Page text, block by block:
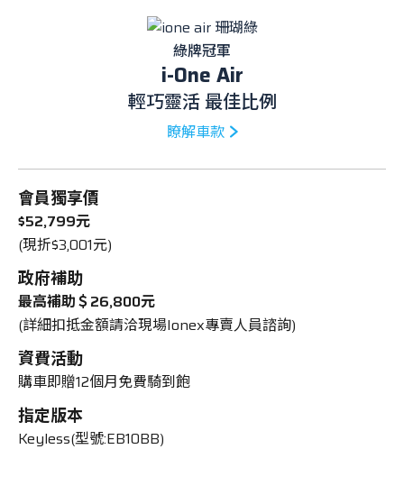
綠牌冠軍
i-One Air
輕巧靈活 最佳比例
瞭解車款
會員獨享價
$52,799元
(現折$3,001元)
政府補助
最高補助＄26,800元
(詳細扣抵金額請洽現場Ionex專賣人員諮詢)
資費活動
購車即贈12個月免費騎到飽
指定版本
Keyless(型號:EB10BB)